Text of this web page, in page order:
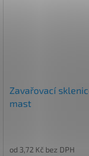
Zavařovací
mast
od 3,72 Kč bez DPH